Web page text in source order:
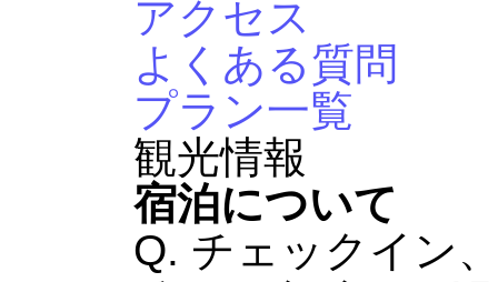
アクセス
よくある質問
プラン一覧
観光情報
宿泊について
Q. チェックイン